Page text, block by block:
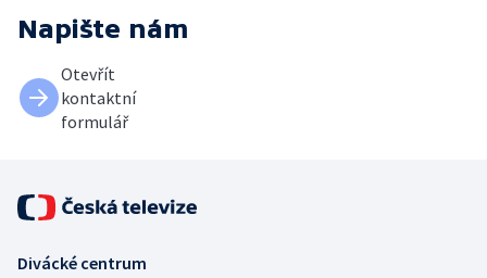
Napište nám
Otevřít
kontaktní
formulář
Divácké centrum